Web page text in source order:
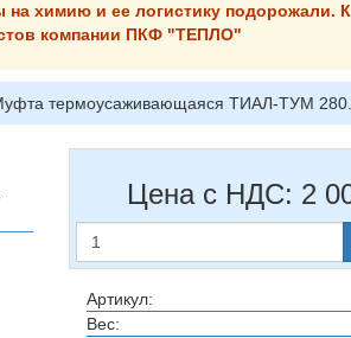
на химию и ее логистику подорожали.
компании ПКФ "ТЕПЛО"
термоусаживающаяся ТИАЛ-ТУМ
Цена с НДС: 2
Артикул:
Вес: